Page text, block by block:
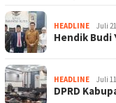
HEADLINE Juli
Hendik Budi
HEADLINE Juli
DPRD